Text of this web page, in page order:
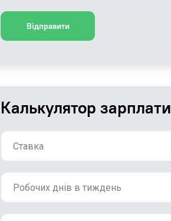
Калькулятор зарплати
Відправити